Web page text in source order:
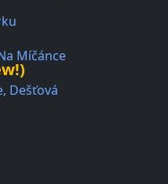
Míčánce
Dešťová